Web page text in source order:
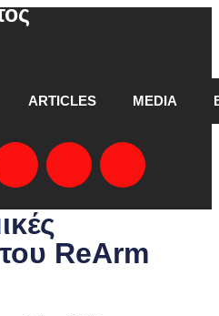
ARTICLES MEDIA
ReΑrm